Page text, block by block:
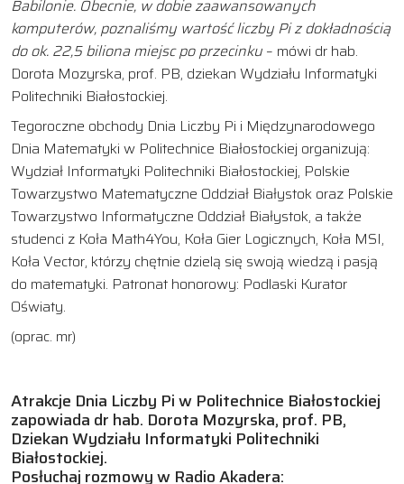
Babilonie. Obecnie, w dobie zaawansowanych
komputerów, poznaliśmy wartość liczby Pi z dokładnością
do ok. 22,5 biliona miejsc po przecinku – mówi dr hab.
Dorota Mozyrska, prof. PB, dziekan Wydziału Informatyki
Politechniki Białostockiej.
Tegoroczne obchody Dnia Liczby Pi i Międzynarodowego
Dnia Matematyki w Politechnice Białostockiej organizują:
Wydział Informatyki Politechniki Białostockiej, Polskie
Towarzystwo Matematyczne Oddział Białystok oraz Polskie
Towarzystwo Informatyczne Oddział Białystok, a także
studenci z Koła Math4You, Koła Gier Logicznych, Koła MSI,
Koła Vector, którzy chętnie dzielą się swoją wiedzą i pasją
do matematyki. Patronat honorowy: Podlaski Kurator
Oświaty.
(oprac. mr)
Atrakcje Dnia Liczby Pi w Politechnice Białostockiej
zapowiada dr hab. Dorota Mozyrska, prof. PB,
Dziekan Wydziału Informatyki Politechniki
Białostockiej.
Posłuchaj rozmowy w Radio Akadera: